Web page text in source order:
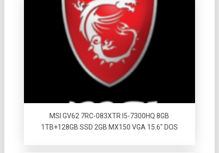
MSI GV62 7RC-083XTR I5-7300HQ 8GB
1TB+128GB SSD 2GB MX150 VGA 15.6″ DOS